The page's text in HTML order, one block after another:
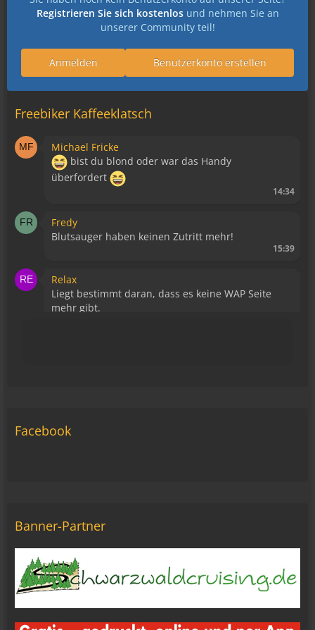
Registrieren Sie sich kostenlosund nehmen Sie an
unserer Community teil!
Benutzerkonto erstellen
Anmelden
Freebiker Kaffeeklatsch
Michael Fricke
bist du blond oder war das Handy
überfordert
14:34
Fredy
Blutsauger haben keinen Zutritt mehr!
15:39
Relax
Liegt bestimmt daran, dass es keine WAP Seite
mehr gibt.
Michael Fricke
Tom Nowak
So liebe Bikerbrüder und - brüderinnen, ich bin
jetzt da!
oelfinger
Facebook
Banner-Partner